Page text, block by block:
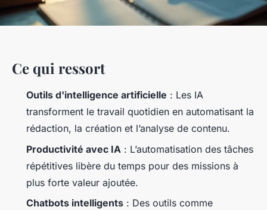
Ce qui ressort
Outils d'intelligence artificielle : Les IA
transforment le travail quotidien en automatisant la
rédaction, la création et l’analyse de contenu.
Productivité avec IA : L’automatisation des tâches
répétitives libère du temps pour des missions à
plus forte valeur ajoutée.
Chatbots intelligents : Des outils comme